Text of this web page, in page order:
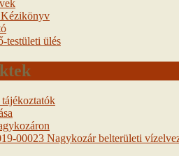
ülés
00023 Nagykozár belterületi